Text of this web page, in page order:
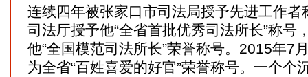
连续四年被张家口市司法局授予先进工作者
司法厅授予他“全省首批优秀司法所长”称号
他“全国模范司法所长”荣誉称号。2015年7
为全省“百姓喜爱的好官”荣誉称号。一个个